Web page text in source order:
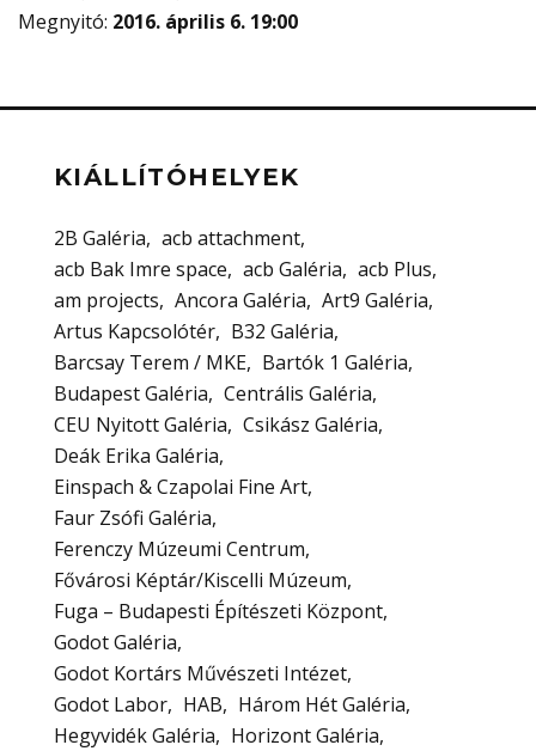
Megnyitó: 2016. április 6. 19:00
KIÁLLÍTÓHELYEK
2B Galéria
acb attachment
acb Bak Imre space
acb Galéria
acb Plus
am projects
Ancora Galéria
Art9 Galéria
Artus Kapcsolótér
B32 Galéria
Barcsay Terem / MKE
Bartók 1 Galéria
Budapest Galéria
Centrális Galéria
CEU Nyitott Galéria
Csikász Galéria
Deák Erika Galéria
Einspach & Czapolai Fine Art
Faur Zsófi Galéria
Ferenczy Múzeumi Centrum
Fővárosi Képtár/Kiscelli Múzeum
Fuga – Budapesti Építészeti Központ
Godot Galéria
Godot Kortárs Művészeti Intézet
Godot Labor
HAB
Három Hét Galéria
Hegyvidék Galéria
Horizont Galéria